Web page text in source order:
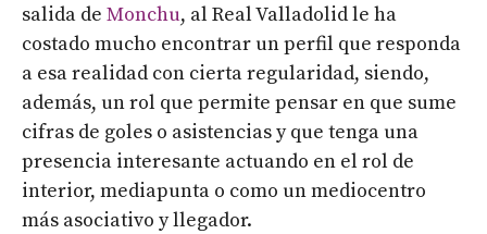
salida de Monchu, al Real Valladolid le ha
costado mucho encontrar un perfil que responda
a esa realidad con cierta regularidad, siendo,
además, un rol que permite pensar en que sume
cifras de goles o asistencias y que tenga una
presencia interesante actuando en el rol de
interior, mediapunta o como un mediocentro
más asociativo y llegador.